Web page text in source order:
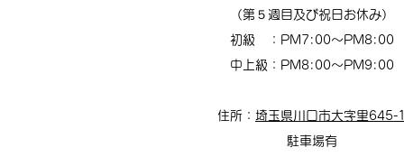
（第５週目及び祝日お休み）
初級 ：PM7:00〜PM8:00​
中上級：PM8:00〜PM9:00​
住所： 埼玉県川口市大字里645-
駐車場有